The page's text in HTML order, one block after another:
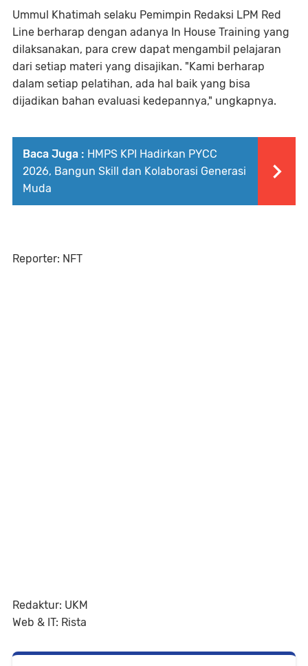
Ummul Khatimah selaku Pemimpin Redaksi LPM Red
Line berharap dengan adanya In House Training yang
dilaksanakan, para crew dapat mengambil pelajaran
dari setiap materi yang disajikan. "Kami berharap
dalam setiap pelatihan, ada hal baik yang bisa
dijadikan bahan evaluasi kedepannya," ungkapnya.
Baca Juga : HMPS KPI Hadirkan PYCC
2026, Bangun Skill dan Kolaborasi Generasi
Muda
Reporter: NFT
Redaktur: UKM
Web & IT: Rista